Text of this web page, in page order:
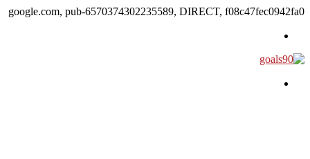
google.com, pub-6570374302235589, DIRECT, f08c47fec0942fa0